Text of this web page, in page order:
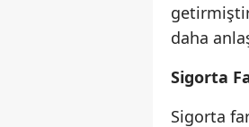
daha
Sigorta
Sigorta